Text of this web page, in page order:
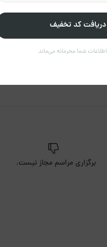
وسایل آشپزی
برگزاری مراسم مجاز نیست.
دریافت کد تخفیف
اطلاعات شما محرمانه می‌ماند